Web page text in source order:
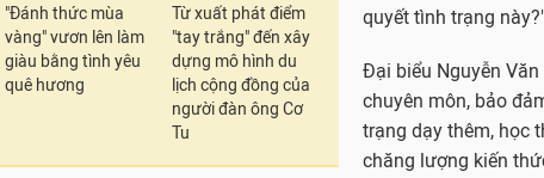
"Đánh thức mùa
vàng" vươn lên làm
giàu bằng tình yêu
quê hương
Từ xuất phát điểm
"tay trắng" đến xây
dựng mô hình du
lịch cộng đồng của
người đàn ông Cơ
Tu
quyết tình trạng
Đại biểu Nguyễn
chuyên môn, bảo
trạng dạy thêm, học
chăng lượng kiến